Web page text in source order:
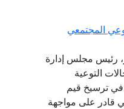
المجتمعي
رئيس مجلس إدارة
التوعية
في ترسيخ قيم
قادر على مواجهة